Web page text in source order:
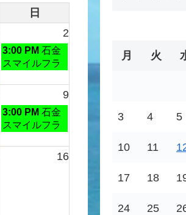
日
2
日
曜
8
2nd
2026
3:00 PM 石金
スマイルフラ
9
日
曜
8
3:00 PM 石金
スマイルフラ
16
月 火
3 4 5
10 11
17 18
24 25